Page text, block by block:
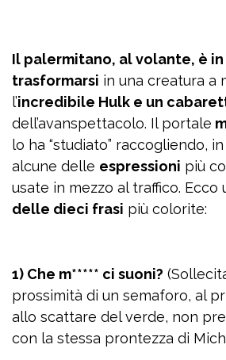
Il palermitano, al volante, è
trasformarsi in una creatura a
l’incredibile Hulk e un
dell’avanspettacolo. Il portale
lo ha “studiato” raccogliendo,
alcune delle espressioni più
usate in mezzo al traffico. Ecco
delle dieci frasi più colorite:
1) Che m***** ci suoni?
prossimità di un semaforo, al
allo scattare del verde, non
con la stessa prontezza di